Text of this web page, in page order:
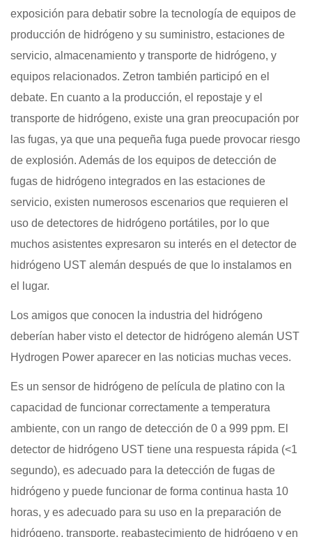
exposición para debatir sobre la tecnología de equipos de
producción de hidrógeno y su suministro, estaciones de
servicio, almacenamiento y transporte de hidrógeno, y
equipos relacionados. Zetron también participó en el
debate. En cuanto a la producción, el repostaje y el
transporte de hidrógeno, existe una gran preocupación por
las fugas, ya que una pequeña fuga puede provocar riesgo
de explosión. Además de los equipos de detección de
fugas de hidrógeno integrados en las estaciones de
servicio, existen numerosos escenarios que requieren el
uso de detectores de hidrógeno portátiles, por lo que
muchos asistentes expresaron su interés en el detector de
hidrógeno UST alemán después de que lo instalamos en
el lugar.
Los amigos que conocen la industria del hidrógeno
deberían haber visto el detector de hidrógeno alemán UST
Hydrogen Power aparecer en las noticias muchas veces.
Es un sensor de hidrógeno de película de platino con la
capacidad de funcionar correctamente a temperatura
ambiente, con un rango de detección de 0 a 999 ppm. El
detector de hidrógeno UST tiene una respuesta rápida (<1
segundo), es adecuado para la detección de fugas de
hidrógeno y puede funcionar de forma continua hasta 10
horas, y es adecuado para su uso en la preparación de
hidrógeno, transporte, reabastecimiento de hidrógeno y en